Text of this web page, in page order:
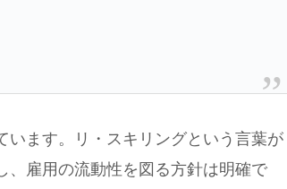
います。リ・スキリングという言葉が
、雇用の流動性を図る方針は明確で